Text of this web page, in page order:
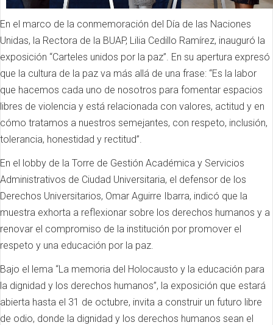
En el marco de la conmemoración del Día de las Naciones
Unidas, la Rectora de la BUAP, Lilia Cedillo Ramírez, inauguró la
exposición “Carteles unidos por la paz”. En su apertura expresó
que la cultura de la paz va más allá de una frase: “Es la labor
que hacemos cada uno de nosotros para fomentar espacios
libres de violencia y está relacionada con valores, actitud y en
cómo tratamos a nuestros semejantes, con respeto, inclusión,
tolerancia, honestidad y rectitud”.
En el lobby de la Torre de Gestión Académica y Servicios
Administrativos de Ciudad Universitaria, el defensor de los
Derechos Universitarios, Omar Aguirre Ibarra, indicó que la
muestra exhorta a reflexionar sobre los derechos humanos y a
renovar el compromiso de la institución por promover el
respeto y una educación por la paz.
Bajo el lema “La memoria del Holocausto y la educación para
la dignidad y los derechos humanos”, la exposición que estará
abierta hasta el 31 de octubre, invita a construir un futuro libre
de odio, donde la dignidad y los derechos humanos sean el